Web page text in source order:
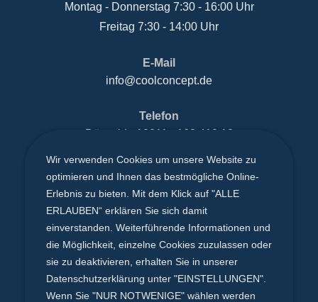
Montag - Donnerstag 7:30 - 16:00 Uhr
Freitag 7:30 - 14:00 Uhr
E-Mail
info@coolconcept.de
Telefon
Düsseldorf 0211 - 163 412 18
Solingen0212 - 247 52 25
Köln0221 - 20 42 57 68
coolconcept GmbH
Hermesstraße 1 - 42719 Solingen
Wir verwenden Cookies um unsere Website zu
optimieren und Ihnen das bestmögliche Online-
Erlebnis zu bieten. Mit dem Klick auf "ALLE
ERLAUBEN“ erklären Sie sich damit
einverstanden. Weiterführende Informationen und
die Möglichkeit, einzelne Cookies zuzulassen oder
sie zu deaktivieren, erhalten Sie in unserer
Datenschutzerklärung unter "EINSTELLUNGEN".
Wenn Sie "NUR NOTWENIGE" wählen werden